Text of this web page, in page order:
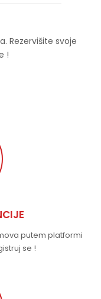
Rezervišite svoje
!
putem platformi
se !